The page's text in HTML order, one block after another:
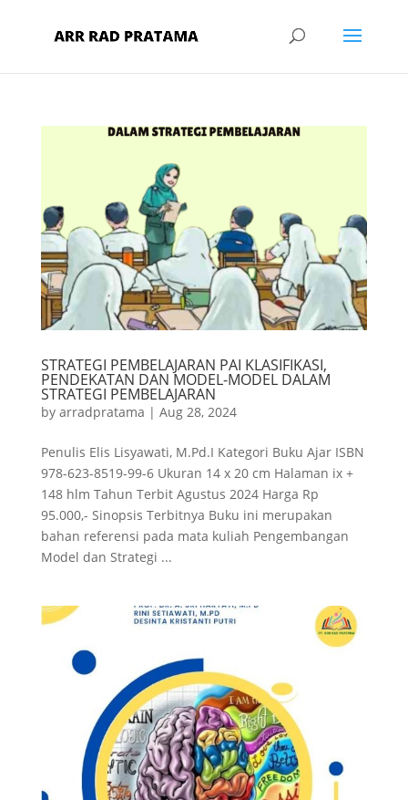
STRATEGI PEMBELAJARAN PAI KLASIFIKASI,
PENDEKATAN DAN MODEL-MODEL DALAM
STRATEGI PEMBELAJARAN
by arradpratama | Aug 28, 2024
Penulis Elis Lisyawati, M.Pd.I Kategori Buku Ajar ISBN
978-623-8519-99-6 Ukuran 14 x 20 cm Halaman ix +
148 hlm Tahun Terbit Agustus 2024 Harga Rp
95.000,- Sinopsis Terbitnya Buku ini merupakan
bahan referensi pada mata kuliah Pengembangan
Model dan Strategi ...